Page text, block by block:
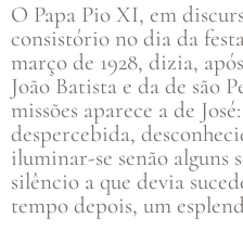
O Papa Pio XI, em
consistório no dia da
março de 1928, dizia,
João Batista e da de são
missões aparece a de
despercebida,
iluminar-se senão alguns
silêncio a que devia
tempo depois, um